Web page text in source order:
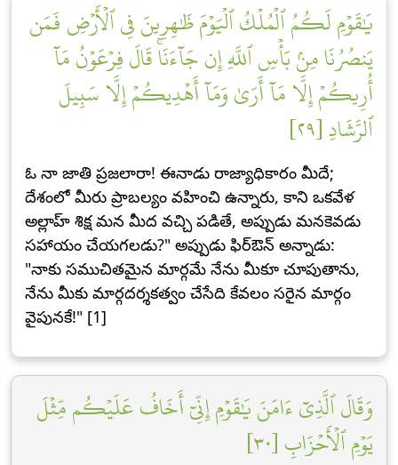
يَٰقَوۡمِ لَكُمُ ٱلۡمُلۡكُ ٱلۡيَوۡمَ ظَٰهِرِينَ فِي ٱلۡأَرۡضِ فَمَن
يَنصُرُنَا مِنۢ بَأۡسِ ٱللَّهِ إِن جَآءَنَاۚ قَالَ فِرۡعَوۡنُ مَآ
أُرِيكُمۡ إِلَّا مَآ أَرَىٰ وَمَآ أَهۡدِيكُمۡ إِلَّا سَبِيلَ
ٱلرَّشَادِ [٢٩]
ఓ నా జాతి ప్రజలారా! ఈనాడు రాజ్యాధికారం మీదే;
దేశంలో మీరు ప్రాబల్యం వహించి ఉన్నారు, కాని ఒకవేళ
అల్లాహ్ శిక్ష మన మీద వచ్చి పడితే, అప్పుడు మనకెవడు
సహాయం చేయగలడు?" అప్పుడు ఫిర్ఔన్ అన్నాడు:
"నాకు సముచితమైన మార్గమే నేను మీకూ చూపుతాను,
నేను మీకు మార్గదర్శకత్వం చేసేది కేవలం సరైన మార్గం
వైపునకే!" [1]
وَقَالَ ٱلَّذِيٓ ءَامَنَ يَٰقَوۡمِ إِنِّيٓ أَخَافُ عَلَيۡكُم مِّثۡلَ
يَوۡمِ ٱلۡأَحۡزَابِ [٣٠]